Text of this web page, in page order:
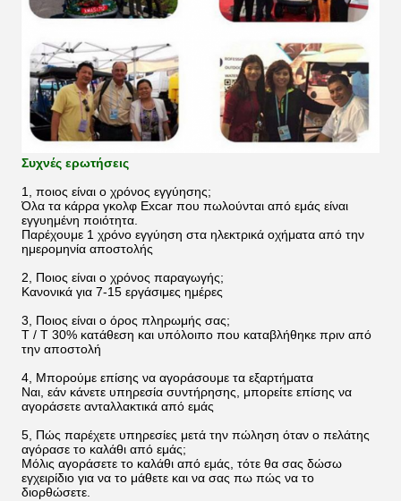
Συχνές ερωτήσεις
1, ποιος είναι ο χρόνος εγγύησης;
Όλα τα κάρρα γκολφ Excar που πωλούνται από εμάς είναι
εγγυημένη ποιότητα.
Παρέχουμε 1 χρόνο εγγύηση στα ηλεκτρικά οχήματα από την
ημερομηνία αποστολής
2, Ποιος είναι ο χρόνος παραγωγής;
Κανονικά για 7-15 εργάσιμες ημέρες
3, Ποιος είναι ο όρος πληρωμής σας;
T / T 30% κατάθεση και υπόλοιπο που καταβλήθηκε πριν από
την αποστολή
4, Μπορούμε επίσης να αγοράσουμε τα εξαρτήματα
Ναι, εάν κάνετε υπηρεσία συντήρησης, μπορείτε επίσης να
αγοράσετε ανταλλακτικά από εμάς
5, Πώς παρέχετε υπηρεσίες μετά την πώληση όταν ο πελάτης
αγόρασε το καλάθι από εμάς;
Μόλις αγοράσετε το καλάθι από εμάς, τότε θα σας δώσω
εγχειρίδιο για να το μάθετε και να σας πω πώς να το
διορθώσετε.